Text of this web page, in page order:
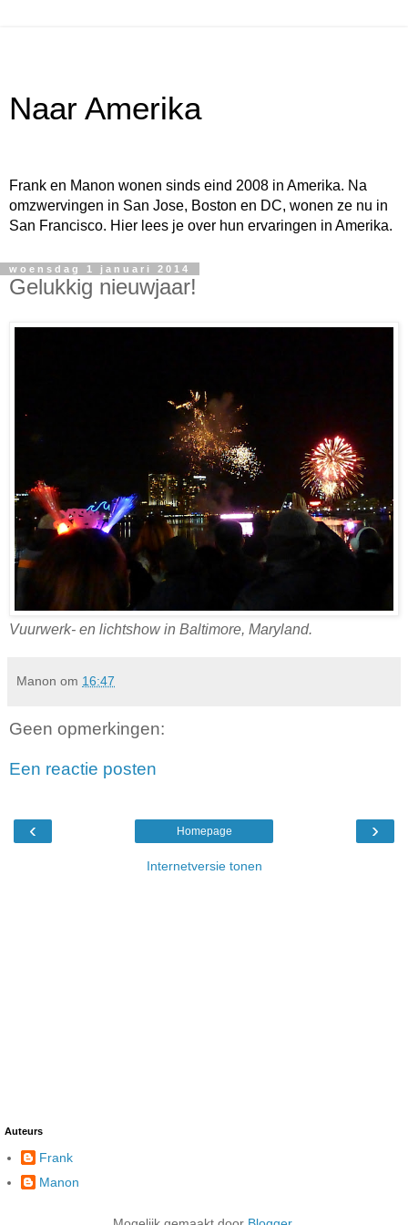
Naar Amerika
Frank en Manon wonen sinds eind 2008 in Amerika. Na
omzwervingen in San Jose, Boston en DC, wonen ze nu in
San Francisco. Hier lees je over hun ervaringen in Amerika.
woensdag 1 januari 2014
Gelukkig nieuwjaar!
Vuurwerk- en lichtshow in Baltimore, Maryland.
Manon om 16:47
Geen opmerkingen:
Een reactie posten
‹ ›
Homepage
Internetversie tonen
Auteurs
Frank
Manon